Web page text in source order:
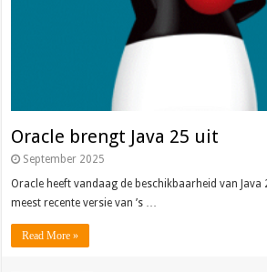
Oracle brengt Java 25 uit
September 2025
Oracle heeft vandaag de beschikbaarheid van
meest recente versie van ’s …
Read More »